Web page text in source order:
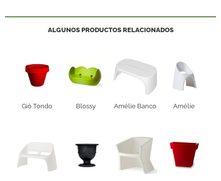
ALGUNOS PRODUCTOS RELACIONADOS
Giò Tondo Blossy Amélie Banco Amélie